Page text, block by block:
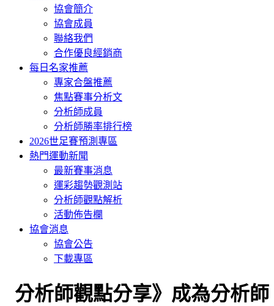
協會簡介
協會成員
聯絡我們
合作優良經銷商
每日名家推薦
專家合盤推薦
焦點賽事分析文
分析師成員
分析師勝率排行榜
2026世足賽預測專區
熱門運動新聞
最新賽事消息
運彩趨勢觀測站
分析師觀點解析
活動佈告欄
協會消息
協會公告
下載專區
分析師觀點分享》成為分析師